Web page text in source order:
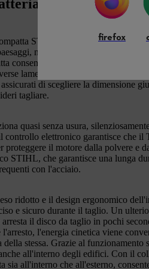
professionale
STIHL TSA 300 delsistema
nell'edilizia civile e
consente una profondità di taglio
lame da taglio, come le lame
di scegliere la dimensione
tagliare.
quasi senza usura,
controllo elettronico garantisce che
proteggere il motore dalla polvere e
STIHL, che garantisce una lunga
con l'acciaio.
ridotto e il design ergonomico
e sicuro durante il taglio. Un
il disco da taglio in pochi
l'energia cinetica viene
della stessa. Grazie al
all'interno degli edifici. Con il
sia all'interno che all'esterno,
firefox